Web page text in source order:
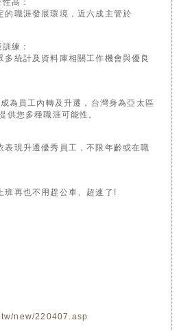
高：
的職涯發展環境，近六成主管於
練：
多統計及資料庫相關工作機會與優良
為員工內轉及升遷，台灣身為亞太區
供您多種職涯可能性。
表現升遷優秀員工，不限年齡或在職
班再也不用趕公車、超速了!
new/220407.asp